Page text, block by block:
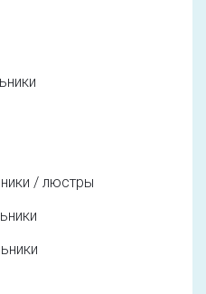
/ люстры